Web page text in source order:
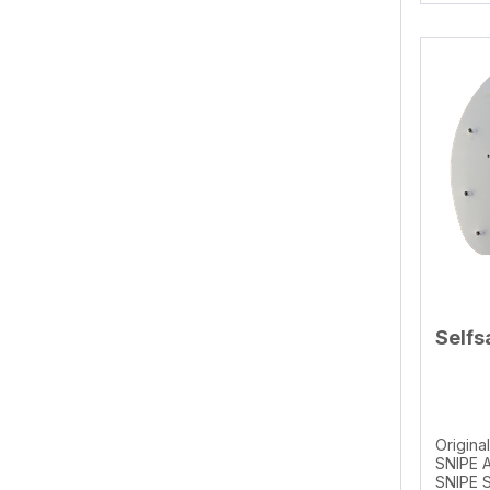
zwei
SNIPE Antenne passend für: Selfsat
SNIPE Single Selfsat